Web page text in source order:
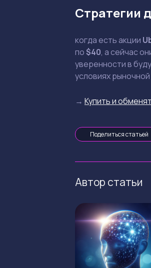
Стратегии
когда есть акции
по$40, а сейчас
уверенности в
условиях
→ Купить и
Поделиться статьей
Автор статьи